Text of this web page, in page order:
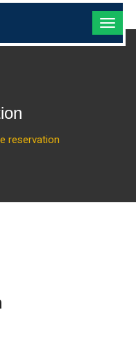
reservation